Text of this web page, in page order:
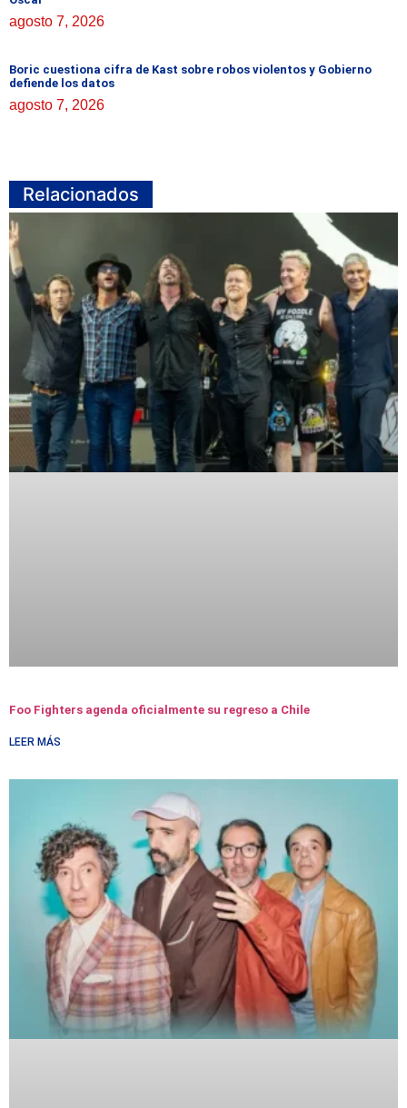
agosto 7, 2026
Boric cuestiona cifra de Kast sobre robos violentos y Gobierno
defiende los datos
agosto 7, 2026
Relacionados
Foo Fighters agenda oficialmente su regreso a Chile
LEER MÁS